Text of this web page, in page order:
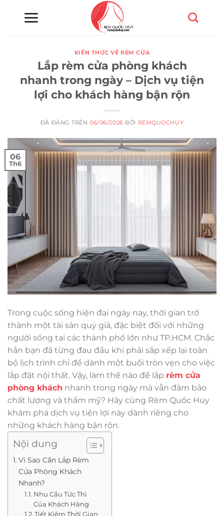
KIẾN THỨC VỀ RÈM CỬA
Lắp rèm cửa phòng khách
nhanh trong ngày – Dịch vụ tiện
lợi cho khách hàng bận rộn
ĐÃ ĐĂNG TRÊN06/06/2026 BỞI REMQUOCHUY
06
Th6
Trong cuộc sống hiện đại ngày nay, thời gian trở
thành một tài sản quý giá, đặc biệt đối với những
người sống tại các thành phố lớn như TP.HCM. Chắc
hẳn bạn đã từng đau đầu khi phải sắp xếp lại toàn
bộ lịch trình chỉ để dành một buổi tròn vẹn cho việc
lắp đặt nội thất. Vậy, làm thế nào để lắp rèm cửa
phòng khách nhanh trong ngày mà vẫn đảm bảo
chất lượng và thẩm mỹ? Hãy cùng Rèm Quốc Huy
khám phá dịch vụ tiện lợi này dành riêng cho
những khách hàng bận rộn.
Nội dung
Vì Sao Cần Lắp Rèm
Cửa Phòng Khách
Nhanh?
Nhu Cầu Tức Thì
Của Khách Hàng
Tiết Kiệm Thời Gian